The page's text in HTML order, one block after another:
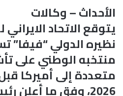
الأحداث – وكالات
يتوقع الاتحاد
نظيره الدولي
منتخبه الوطني على
متعددة إلى أميركا
2026، وفق ما